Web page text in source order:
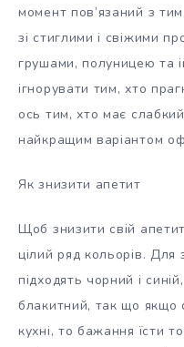
момент пов’язаний з
зі стиглими і свіжими
грушами, полуницею та
ігнорувати тим, хто
ось тим, хто має
найкращим варіантом
Як знизити апетит
Щоб знизити свій
цілий ряд кольорів.
підходять чорний і
блакитний, так що якщо
кухні, то бажання їсти